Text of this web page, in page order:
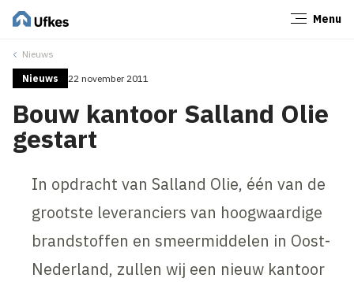
Menu
Nieuws
Nieuws 22 november 2011
Bouw kantoor Salland Olie
gestart
In opdracht van Salland Olie, één van de
grootste leveranciers van hoogwaardige
brandstoffen en smeermiddelen in Oost-
Nederland, zullen wij een nieuw kantoor
Sluiten